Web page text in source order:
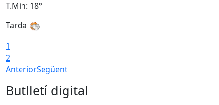
T.Min: 18°
Tarda
1
2
AnteriorSegüent
Butlletí digital